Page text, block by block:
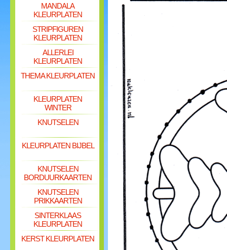
MANDALA
KLEURPLATEN
STRIPFIGUREN
KLEURPLATEN
ALLERLEI
KLEURPLATEN
THEMA KLEURPLATEN
KLEURPLATEN
WINTER
KNUTSELEN
KLEURPLATEN BIJBEL
KNUTSELEN
BORDUURKAARTEN
KNUTSELEN
PRIKKAARTEN
SINTERKLAAS
KLEURPLATEN
KERST KLEURPLATEN